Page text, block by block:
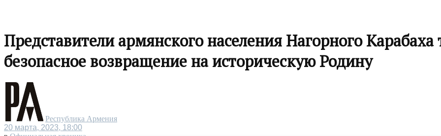
Представители армянского населения Нагорного Карабаха
безопасное возвращение на историческую Родину
Республика Армения
20 марта, 2023, 18:00